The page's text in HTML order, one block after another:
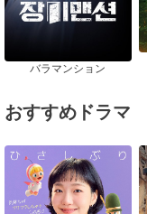
バラマンション
おすすめドラマ